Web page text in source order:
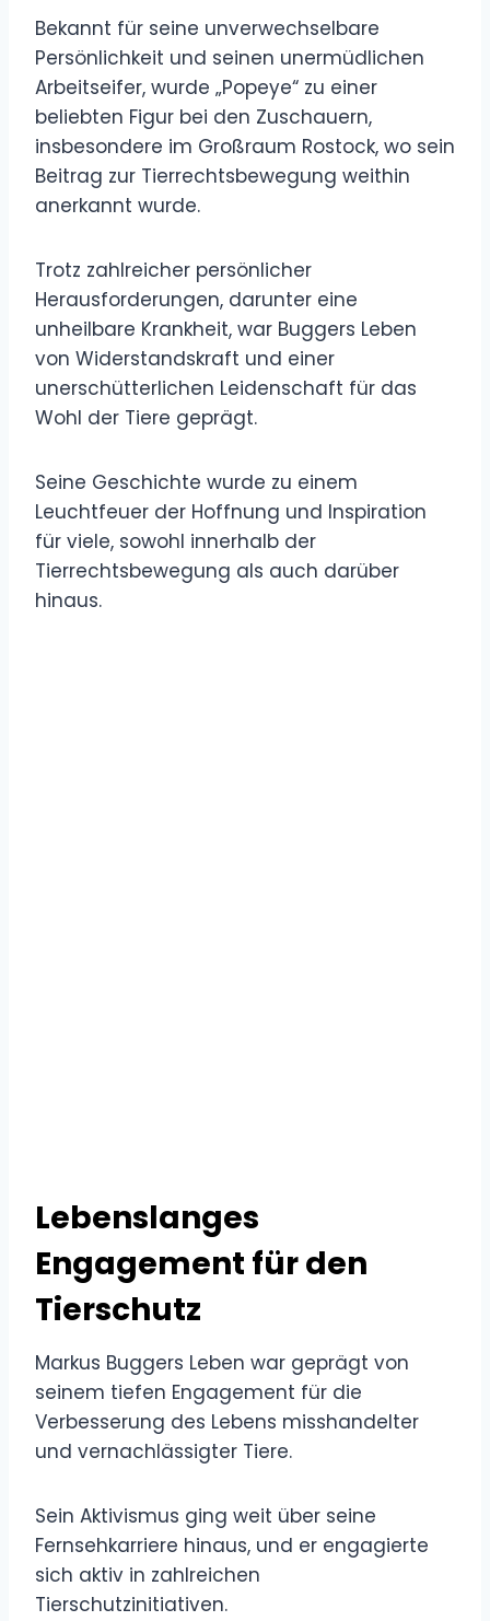
Bekannt für seine unverwechselbare
Persönlichkeit und seinen unermüdlichen
Arbeitseifer, wurde „Popeye“ zu einer
beliebten Figur bei den Zuschauern,
insbesondere im Großraum Rostock, wo sein
Beitrag zur Tierrechtsbewegung weithin
anerkannt wurde.
Trotz zahlreicher persönlicher
Herausforderungen, darunter eine
unheilbare Krankheit, war Buggers Leben
von Widerstandskraft und einer
unerschütterlichen Leidenschaft für das
Wohl der Tiere geprägt.
Seine Geschichte wurde zu einem
Leuchtfeuer der Hoffnung und Inspiration
für viele, sowohl innerhalb der
Tierrechtsbewegung als auch darüber
hinaus.
Lebenslanges
Engagement für den
Tierschutz
Markus Buggers Leben war geprägt von
seinem tiefen Engagement für die
Verbesserung des Lebens misshandelter
und vernachlässigter Tiere.
Sein Aktivismus ging weit über seine
Fernsehkarriere hinaus, und er engagierte
sich aktiv in zahlreichen
Tierschutzinitiativen.